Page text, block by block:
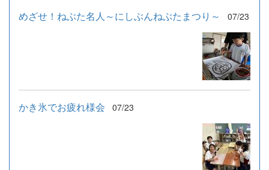
めざせ！ねぶた名人～にしぶんねぶたまつり～ 07/23
かき氷でお疲れ様会 07/23